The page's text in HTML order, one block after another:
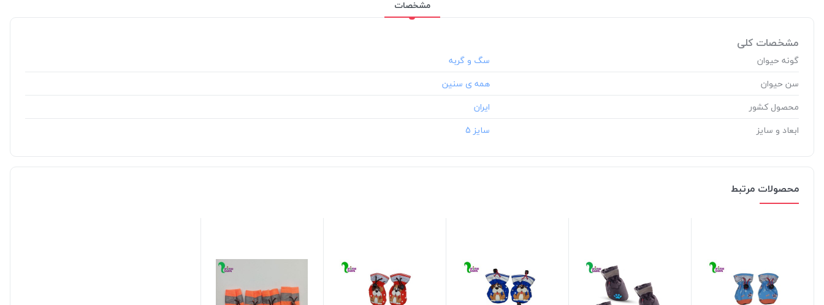
مشخصات
مشخصات کلی
گونه حیوان
سن حیوان
محصول کشور
ابعاد و سایز
محصولات مرتبط